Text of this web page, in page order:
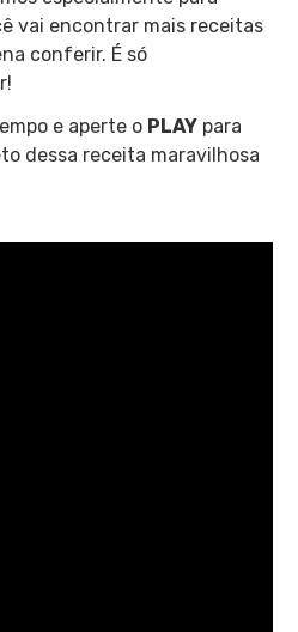
vai encontrar mais receitas
conferir. É só
e aperte o PLAYpara
dessa receita maravilhosa